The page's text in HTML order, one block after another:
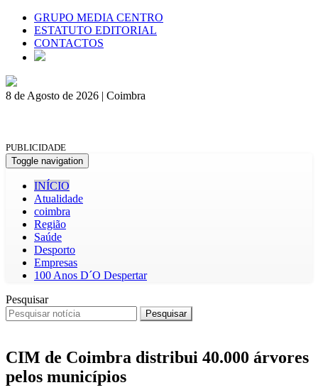
GRUPO MEDIA CENTRO
ESTATUTO EDITORIAL
CONTACTOS
8 de Agosto de 2026 | Coimbra
PUBLICIDADE
Toggle navigation
INÍCIO
Atualidade
coimbra
Região
Saúde
Desporto
Empresas
100 Anos D´O Despertar
Pesquisar
Pesquisar
CIM de Coimbra distribui 40.000 árvores
pelos municípios